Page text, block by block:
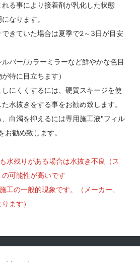
る事により接着剤が乳化した状態
なります。
きていた場合は夏季で2～3日が目安
ルバー/カラーミラーなど鮮やかな色目
特に目立ちます）
にくくするには、硬質スキージを使
水抜きをする事をお勧め致します。
白濁を抑えるには専用施工液"フィル
お勧め致します。
水残りがある場合は水抜き不良（ス
可能性が高いです
工の一般的現象です。（メーカー、
ます）